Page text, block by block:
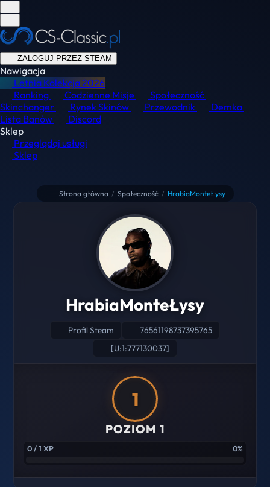
ZALOGUJ PRZEZ STEAM
Nawigacja
Letnia Kolekcja2026
Ranking
Codzienne Misje
Społeczność
Skinchanger
Rynek Skinów Przewodnik
Demka
Lista Banów
Discord
Sklep
Przeglądaj usługi
Sklep
Strona główna / Społeczność / HrabiaMonteŁysy
HrabiaMonteŁysy
Profil Steam
76561198737395765
[U:1:777130037]
1
POZIOM 1
0 / 1 XP 0%